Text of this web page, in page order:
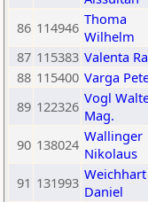
86 114946 Thoma
Wilhelm
87 115383 Valenta
88 115400 Varga
89 122326 Vogl
Mag.
90 138024 Wallinger
Nikolaus
91 131993 Weichhart
Daniel